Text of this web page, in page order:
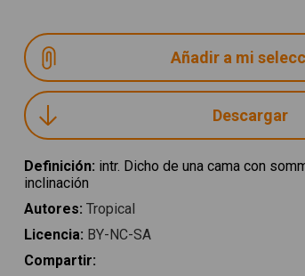
Descargar
Definición: intr. Dicho de una cama con
inclinación
Autores: Tropical
Licencia: BY-NC-SA
Compartir: